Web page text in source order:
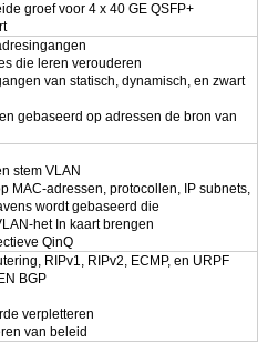
groef voor 4 x 40 GE QSFP+
die leren verouderen
van statisch, dynamisch, en zwart
gebaseerd op adressen de bron van
stem VLAN
MAC-adressen, protocollen, IP subnets,
wordt gebaseerd die
het In kaart brengen
QinQ
RIPv1, RIPv2, ECMP, en URPF
BGP
verpletteren
van beleid